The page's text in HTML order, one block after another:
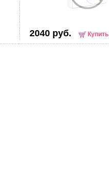
2040 руб. Купить